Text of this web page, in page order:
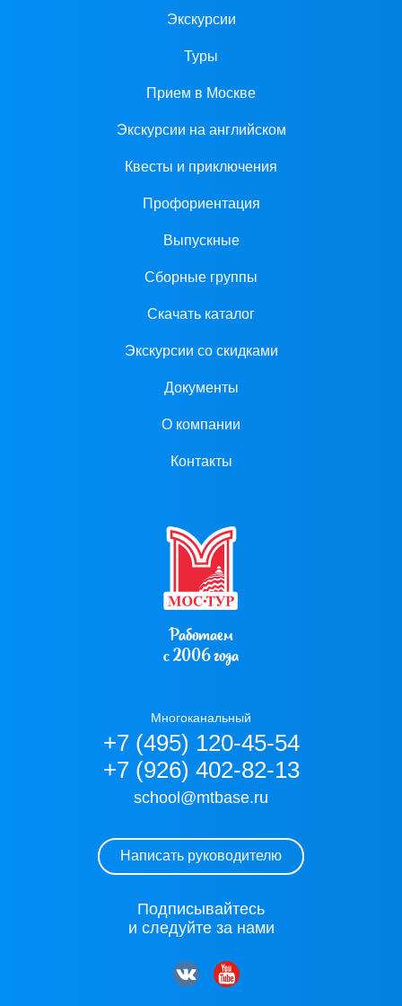
Экскурсии
Туры
Прием в Москве
Экскурсии на английском
Квесты и приключения
Профориентация
Выпускные
Сборные группы
Скачать каталог
Экскурсии со скидками
Документы
О компании
Контакты
Работаем
с 2006 года
Многоканальный
+7 (495) 120-45-54
+7 (926) 402-82-13
school@mtbase.ru
Написать руководителю
Подписывайтесь
и следуйте за нами